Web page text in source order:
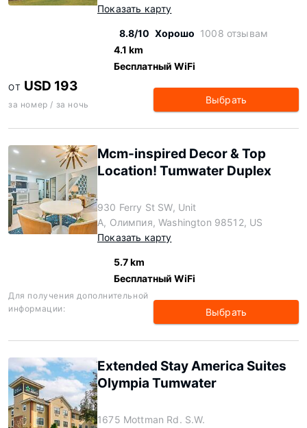
Показать карту
8.8/10 Хорошо 1008 отзывам
4.1 km
Бесплатный WiFi
ОТ USD 193
за номер / за ночь Выбрать
Mcm-inspired Decor & Top
Location! Tumwater Duplex
930 Ferry St SW, Unit
A, Олимпия, Washington 98512, US
Показать карту
5.7 km
Бесплатный WiFi
Для получения дополнительной
информации:
Выбрать
Extended Stay America Suites
Olympia Tumwater
1675 Mottman Rd. S.W.